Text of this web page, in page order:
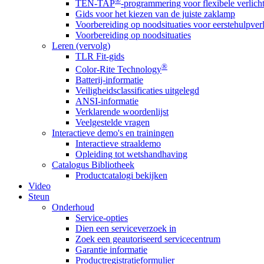
TEN-TAP -programmering voor flexibele
Gids voor het kiezen van de juiste zaklamp
Voorbereiding op noodsituaties voor
Voorbereiding op noodsituaties
Leren (vervolg)
TLR Fit-gids
Color-Rite Technology®
Batterij-informatie
Veiligheidsclassificaties uitgelegd
ANSI-informatie
Verklarende woordenlijst
Veelgestelde vragen
Interactieve demo's en trainingen
Interactieve straaldemo
Opleiding tot wetshandhaving
Catalogus Bibliotheek
Productcatalogi bekijken
Video
Steun
Onderhoud
Service-opties
Dien een serviceverzoek in
Zoek een geautoriseerd servicecentrum
Garantie informatie
Productregistratieformulier